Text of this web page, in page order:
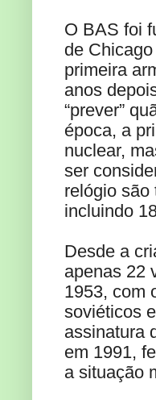
O BAS foi
de
primeira
anos
“prever”
época, a
nuclear,
ser
relógio são
incluindo
Desde a
apenas 22
1953, com
soviéticos
assinatura
em 1991,
a situação